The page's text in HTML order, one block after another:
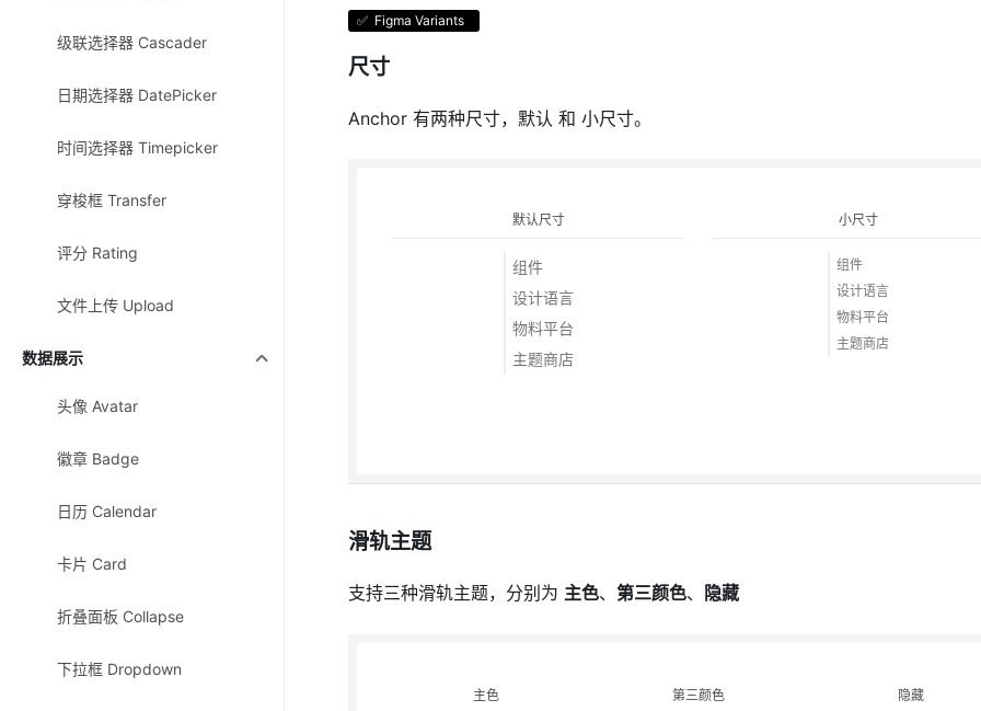
✅ ️ Figma Variants
尺寸
Anchor 有两种尺寸，默认 和 小尺寸。
默认尺寸
组件
设计语言
物料平台
主题商店
小尺寸
组件
设计语言
物料平台
主题商店
滑轨主题
支持三种滑轨主题，分别为 主色、第三颜色、 隐藏
主色 第三颜色 隐藏
级联选择器 Cascader
日期选择器 DatePicker
时间选择器 Timepicker
穿梭框 Transfer
评分 Rating
文件上传 Upload
数据展示
头像 Avatar
徽章 Badge
日历 Calendar
卡片 Card
折叠面板 Collapse
下拉框 Dropdown